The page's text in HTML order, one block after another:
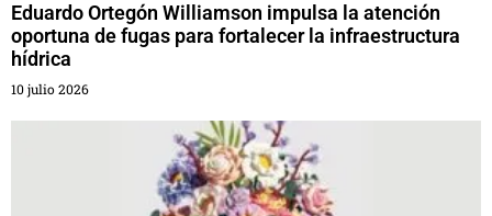
Eduardo Ortegón Williamson impulsa la atención
oportuna de fugas para fortalecer la infraestructura
hídrica
10 julio 2026